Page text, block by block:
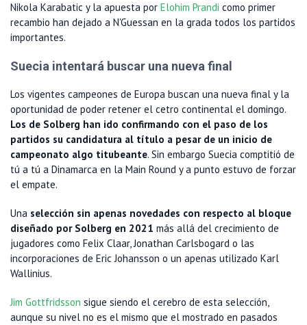
Nikola Karabatic y la apuesta por Elohim Prandi como primer
recambio han dejado a N'Guessan en la grada todos los partidos
importantes.
Suecia intentará buscar una nueva final
Los vigentes campeones de Europa buscan una nueva final y la
oportunidad de poder retener el cetro continental el domingo.
Los de Solberg han ido confirmando con el paso de los
partidos su candidatura al título a pesar de un inicio de
campeonato algo titubeante. Sin embargo Suecia comptitió de
tú a tú a Dinamarca en la Main Round y a punto estuvo de forzar
el empate.
Una selección sin apenas novedades con respecto al bloque
diseñado por Solberg en 2021 más allá del crecimiento de
jugadores como Felix Claar, Jonathan Carlsbogard o las
incorporaciones de Eric Johansson o un apenas utilizado Karl
Wallinius.
Jim Gottfridsson sigue siendo el cerebro de esta selección,
aunque su nivel no es el mismo que el mostrado en pasados